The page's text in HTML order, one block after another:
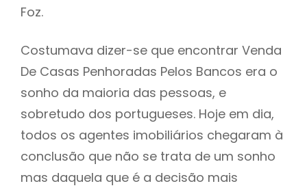
Foz.
Costumava dizer-se que encontrar Venda
De Casas Penhoradas Pelos Bancos era o
sonho da maioria das pessoas, e
sobretudo dos portugueses. Hoje em dia,
todos os agentes imobiliários chegaram à
conclusão que não se trata de um sonho
mas daquela que é a decisão mais